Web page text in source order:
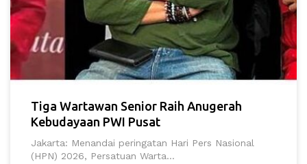
Tiga Wartawan Senior Raih Anugerah
Kebudayaan PWI Pusat
Jakarta: Menandai peringatan Hari Pers Nasional
(HPN) 2026, Persatuan Warta...